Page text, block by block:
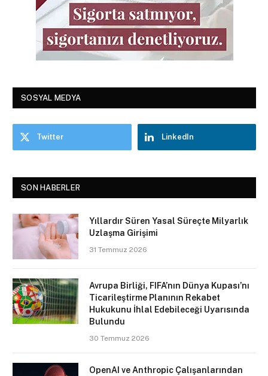
SOSYAL MEDYA
Twitter LinkedIn
SON HABERLER
Yıllardır Süren Yasal Süreçte Milyarlık
Uzlaşma Girişimi
31 Temmuz 2026
Avrupa Birliği, FIFA’nın Dünya Kupası’nı
Ticarileştirme Planının Rekabet
Hukukunu İhlal Edebileceği Uyarısında
Bulundu
30 Temmuz 2026
OpenAI ve Anthropic Çalışanlarından